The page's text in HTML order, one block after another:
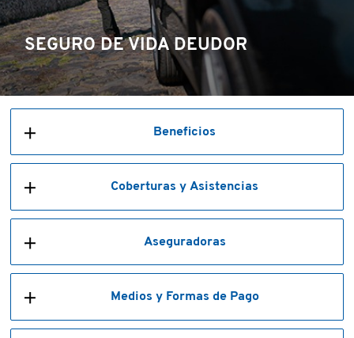
SEGURO DE VIDA DEUDOR
Beneficios
Coberturas y Asistencias
Aseguradoras
Medios y Formas de Pago